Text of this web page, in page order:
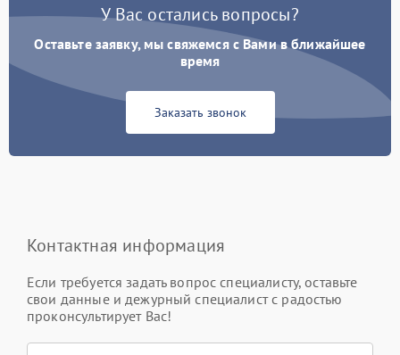
У Вас остались вопросы?
Оставьте заявку, мы свяжемся с Вами в ближайшее
время
Заказать звонок
Контактная информация
Если требуется задать вопрос специалисту, оставьте
свои данные и дежурный специалист с радостью
проконсультирует Вас!